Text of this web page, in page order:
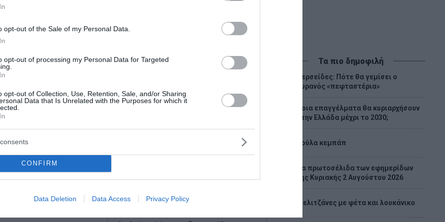
opt-out of the Sale of my Personal Data.
opt-out of processing my Personal Data for Targeted
opt-out of Collection, Use, Retention, Sale, and/or Sharing
Data that Is Unrelated with the Purposes for which it
CONFIRM
Data Deletion Data Access Privacy Policy
όλες τις ειδήσεις
ΔΕΝ ΘΑ
Το νέο όφελος του καφέ που
αποκαλύπτει διεθνής μελέτη
Τα πιο δημοφιλή
Περσείδες: Πότε θα γεμίσει ο
ουρανός «πεφταστέρια»
Ποια επαγγέλματα θα κυριαρχήσουν
στην Ελλάδα μέχρι το 2030;
Λούλα κεμπάπ
Tα πρωτοσέλιδα των εφημερίδων
της Κυριακής 2 Αυγούστου 2026
Μελιτζάνες με φέτα και λουκάνικο